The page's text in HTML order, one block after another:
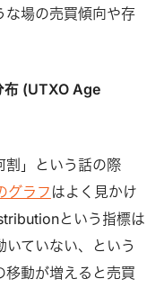
場の売買傾向や存
布 (UTXO Age
割」という話の際
グラフ はよく見かけ
という指標は
ていない、という
移動が増えると売買